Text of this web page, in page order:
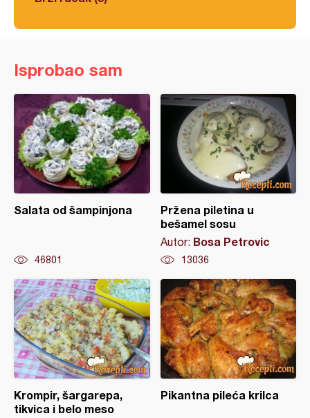
Isprobao sam
Salata od šampinjona
46801
Pržena piletina u
bešamel sosu
Autor: Bosa Petrovic
13036
Krompir, šargarepa,
tikvica i belo meso
Pikantna pileća krilca